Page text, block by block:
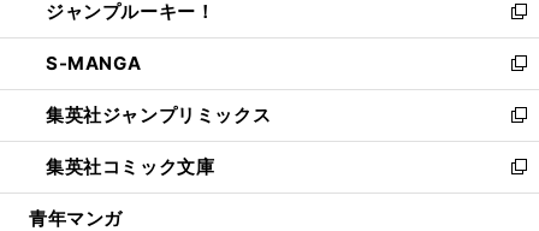
く
で
開
く
ド
ウ
で
開
く
ィ
ン
ド
ウ
で
開
く
い
ウ
ィ
ン
ド
ウ
で
開
ジャンプルーキー！
新
し
い
ウ
ィ
ン
ド
ウ
S-MANGA
新
し
い
ウ
ィ
ン
集英社ジャンプリミックス
新
し
い
ウ
集英社コミック文庫
新
し
青年マンガ